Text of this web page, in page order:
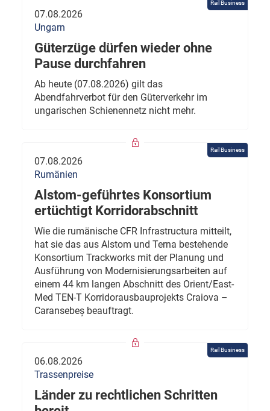
Rail Business
07.08.2026
Ungarn
Güterzüge dürfen wieder ohne
Pause durchfahren
Ab heute (07.08.2026) gilt das
Abendfahrverbot für den Güterverkehr im
ungarischen Schienennetz nicht mehr.
Rail Business
07.08.2026
Rumänien
Alstom-geführtes Konsortium
ertüchtigt Korridorabschnitt
Wie die rumänische CFR Infrastructura mitteilt,
hat sie das aus Alstom und Terna bestehende
Konsortium Trackworks mit der Planung und
Ausführung von Modernisierungsarbeiten auf
einem 44 km langen Abschnitt des Orient/East-
Med TEN-T Korridorausbauprojekts Craiova –
Caransebeș beauftragt.
Rail Business
06.08.2026
Trassenpreise
Länder zu rechtlichen Schritten